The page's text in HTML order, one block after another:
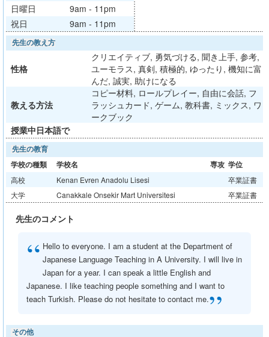
日曜日
9am - 11pm
祝日
9am - 11pm
先生の教え方
性格
クリエイティブ, 勇気づける, 聞き上手, 参考,
ユーモラス, 真剣, 積極的, ゆったり, 機知に富
んだ, 誠実, 助けになる
教える方法
コピー材料, ロールプレイー, 自由に会話, フ
ラッシュカード, ゲーム, 教科書, ミックス, ワ
ークブック
授業中日本語で
先生の教育
学校の種類 学校名 専攻 学位
高校 Kenan Evren Anadolu Lisesi
卒業証書
大学
Canakkale Onsekir Mart Universitesi 卒業証書
先生のコメント
“ Hello to everyone. I am a student at the Department of
Japanese Language Teaching in A University. I will live in
Japan for a year. I can speak a little English and
Japanese. I like teaching people something and I want to
teach Turkish. Please do not hesitate to contact me.”
その他